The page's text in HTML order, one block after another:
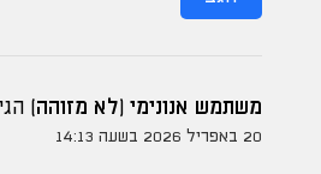
משתמש אנונימי (לא מזוהה)
20 באפריל 2026 בשעה 14:13